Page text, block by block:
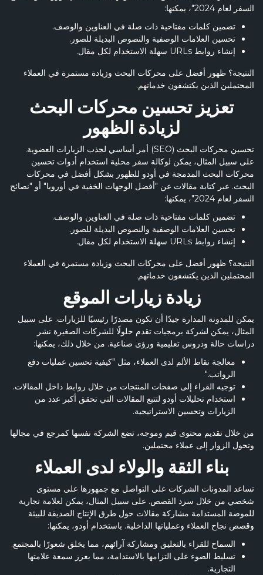
السفر لعام 2024"، يمكنها:
تضمين كلمات مفتاحية ذات صلة في العناوين والوصف.
تحسين العلامات الوصفية والنصوص البديلة للصور.
إنشاء روابط URLs سهلة الاستخدام لكل مقال.
النتيجة؟ ظهور أفضل على محركات البحث وزيادة مستمرة في العملاء
المحتملين الذين يكتشفون خدماتهم.
تعزيز تحسين محركات البحث
لزيادة الظهور
تحسين محركات البحث (SEO) أمر أساسي لجذب الزيارات العضوية.
على سبيل المثال، يمكن لوكالة سفر محلية استخدام أدوات تحسين
محركات البحث المدمجة في أودو للظهور بشكل أفضل في محركات
البحث. عبر كتابة مقالات عن "أفضل الوجهات الخفية في أوروبا" أو "نصائح
السفر لعام 2024"، يمكنها:
تضمين كلمات مفتاحية ذات صلة في العناوين والوصف.
تحسين العلامات الوصفية والنصوص البديلة للصور.
إنشاء روابط URLs سهلة الاستخدام لكل مقال.
النتيجة؟ ظهور أفضل على محركات البحث وزيادة مستمرة في العملاء
المحتملين الذين يكتشفون خدماتهم.
زيادة زيارات الموقع
يمكن للمدونة المدارة جيدًا أن تكون مصدرًا رئيسيًا للزيارات. على سبيل
المثال، يمكن لشركة برمجيات تقدم حلولًا للشركات الصغيرة نشر
دراسات حالة ودروس تعليمية ورؤى صناعية. من خلال ذلك، يمكنها:
معالجة نقاط الألم لدى العملاء، مثل "كيفية تحسين عمليات دفع
الرواتب."
توجيه القراء إلى صفحات المنتجات من خلال روابط داخل المقالات.
استخدام تحليلات أودو لتتبع المقالات التي تحقق أكبر عدد من
الزيارات وتحسين الاستراتيجية.
من خلال تقديم محتوى قيم وموجه، تضع الشركة نفسها كمرجع في مجالها
وتحول الزوار إلى عملاء محتملين.
بناء الثقة والولاء لدى العملاء
تساعد المدونات الشركات على التواصل مع جمهورها على مستوى
شخصي من خلال سرد القصص. على سبيل المثال، يمكن لعلامة تجارية
للموضة المستدامة مشاركة مقالات حول طرق الإنتاج الصديقة للبيئة
وقصص نجاح العملاء وعملياتها الداخلية. باستخدام أودو، يمكنها:
السماح للقراء بالتعليق ومشاركة آرائهم، مما يخلق شعورًا بالمجتمع.
تسليط الضوء على التزامها بالاستدامة، مما يعزز سمعة علامتها
التجارية.